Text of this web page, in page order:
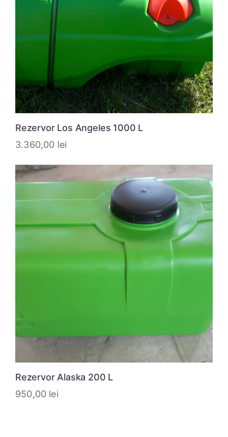
Rezervor Los Angeles 1000 L
3.360,00 lei
Rezervor Alaska 200 L
950,00 lei